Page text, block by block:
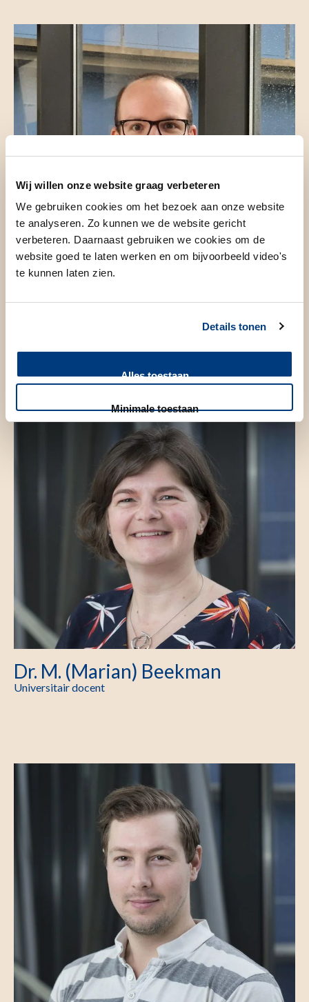
Wij willen onze website graag verbeteren
We gebruiken cookies om het bezoek aan onze website
te analyseren. Zo kunnen we de website gericht
verbeteren. Daarnaast gebruiken we cookies om de
website goed te laten werken en om bijvoorbeeld video's
te kunnen laten zien.
Details tonen
Alles toestaan
Minimale toestaan
Dr. J. (Joris) Deelen
Dr. M. (Marian) Beekman
Universitair docent